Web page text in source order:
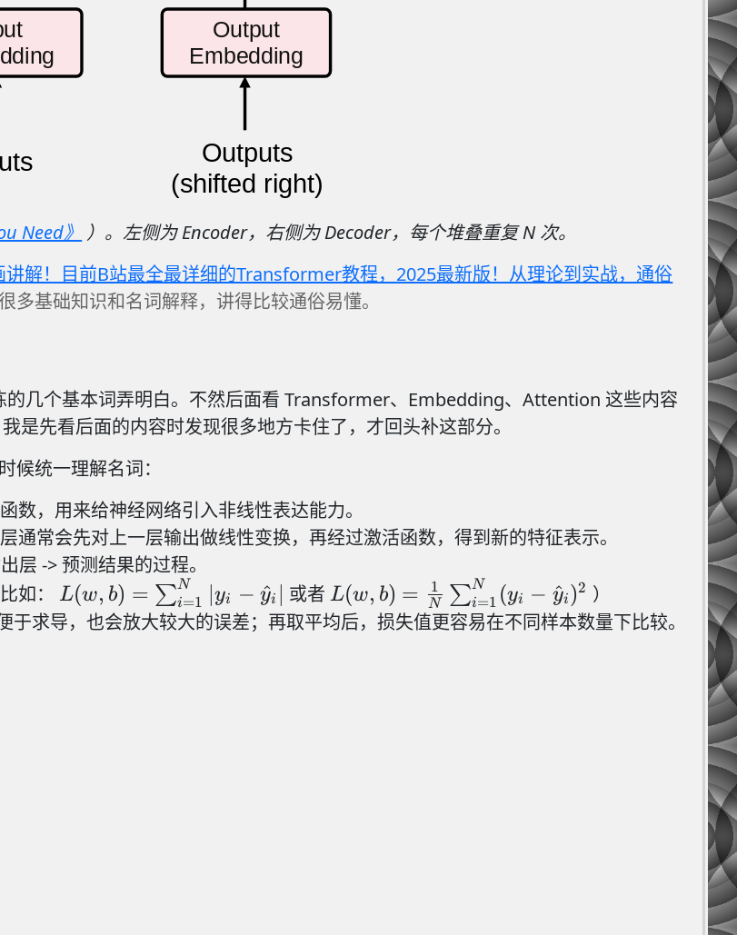
Outputs
(shifted right)
Output
Embedding
Output
Probabilities
Norm
Feed
Forward
Add & Norm
Linear
Softmax
Need》 ）。左侧为 Encoder，右侧为 Decoder，每个堆叠重复 N 次。
讲解！目前B站最全最详细的Transformer教程，2025最新版！从理论到实战，通俗
多基础知识和名词解释，讲得比较通俗易懂。
几个基本词弄明白。不然后面看 Transformer、Embedding、Attention 这些内容
是先看后面的内容时发现很多地方卡住了，才回头补这部分。
候统一理解名词：
数，用来给神经网络引入非线性表达能力。
通常会先对上一层输出做线性变换，再经过激活函数，得到新的特征表示。
层 -> 预测结果的过程。
如：L(w,
b)=\sum_{i=1}^{N}
L(w, b) = ∑i=1
N ∣yi − y
^i ∣ 或者 L(w, b)=\frac{1}
{N}
L(w, b) = N
1 ∑i=1
N (yi − y
^i)2 ）
求导，也会放大较大的误差；再取平均后，损失值更容易在不同样本数量下比较。